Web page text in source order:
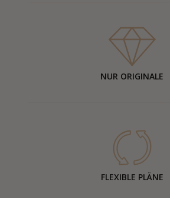
NUR ORIGINALE
FLEXIBLE PLÄNE